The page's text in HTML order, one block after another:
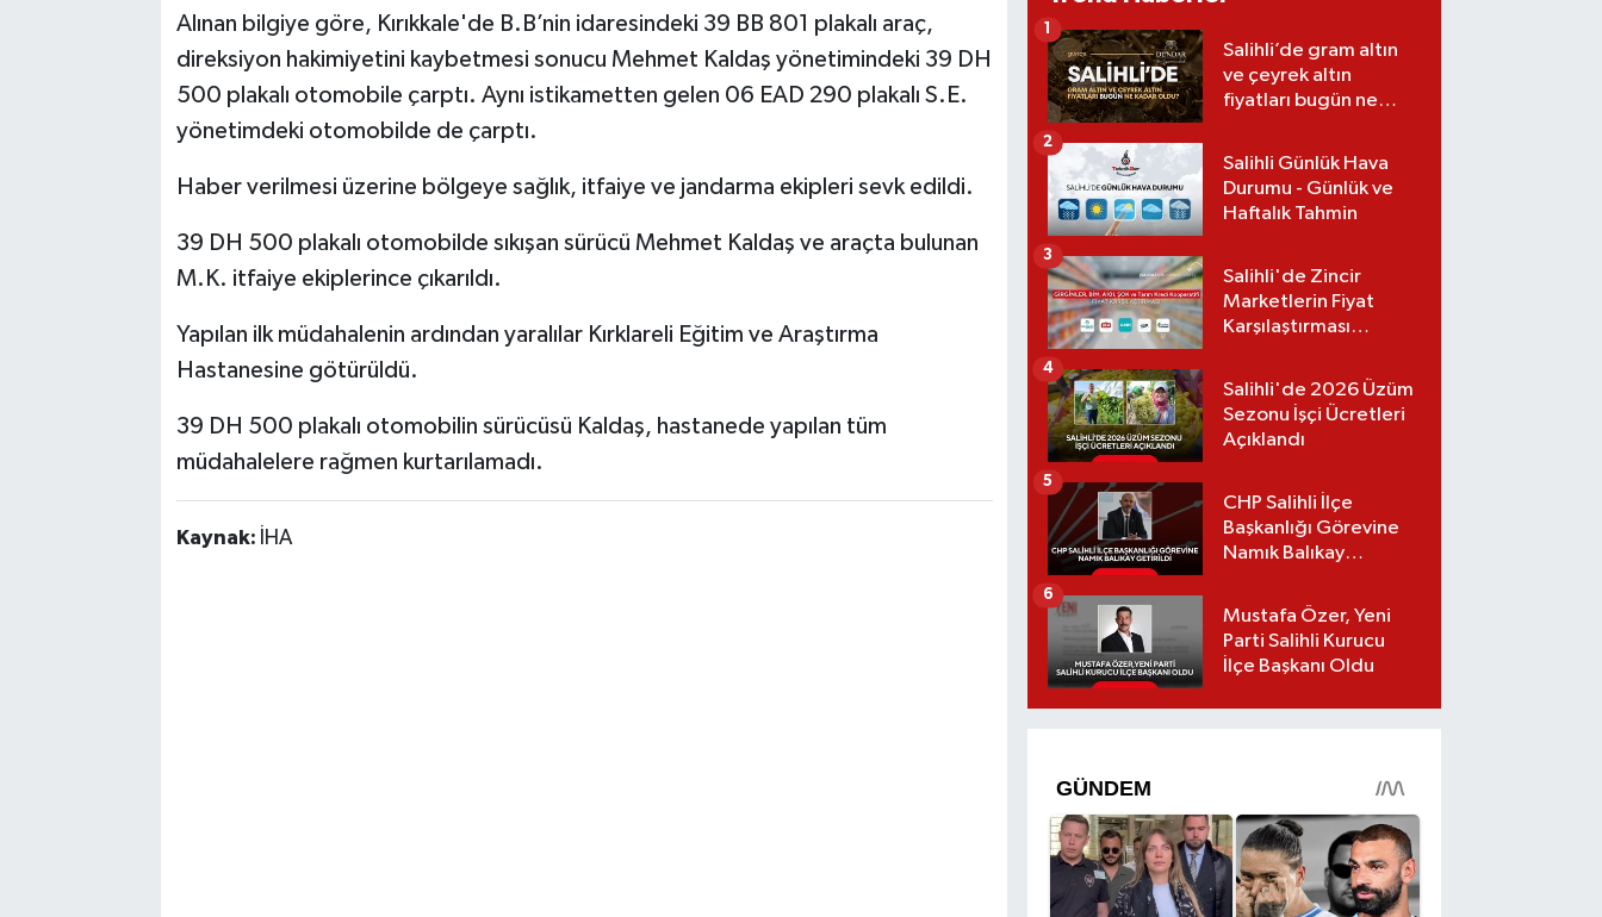
Alınan bilgiye göre, Kırıkkale'de B.B’nin idaresindeki 39 BB 801 plakalı araç,
direksiyon hakimiyetini kaybetmesi sonucu Mehmet Kaldaş yönetimindeki 39 DH
500 plakalı otomobile çarptı. Aynı istikametten gelen 06 EAD 290 plakalı S.E.
yönetimdeki otomobilde de çarptı.
Haber verilmesi üzerine bölgeye sağlık, itfaiye ve jandarma ekipleri sevk edildi.
39 DH 500 plakalı otomobilde sıkışan sürücü Mehmet Kaldaş ve araçta bulunan
M.K. itfaiye ekiplerince çıkarıldı.
Yapılan ilk müdahalenin ardından yaralılar Kırklareli Eğitim ve Araştırma
Hastanesine götürüldü.
39 DH 500 plakalı otomobilin sürücüsü Kaldaş, hastanede yapılan tüm
müdahalelere rağmen kurtarılamadı.
Kaynak: İHA
Salihli’de gram altın
ve çeyrek altın
fiyatları bugün ne
(06.08.2026)
1
Salihli Günlük Hava
Durumu - Günlük ve
Haftalık Tahmin
2
Salihli'de Zincir
Marketlerin Fiyat
Karşılaştırması
3
Salihli'de 2026 Üzüm
Sezonu İşçi Ücretleri
Açıklandı
4
CHP Salihli İlçe
Başkanlığı Görevine
Namık Balıkay
5
Mustafa Özer, Yeni
Parti Salihli Kurucu
İlçe Başkanı Oldu
6